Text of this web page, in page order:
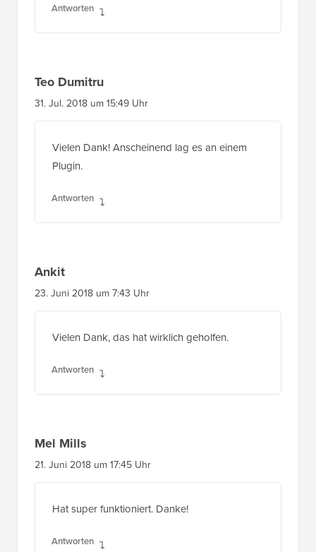
Antworten
Teo Dumitru
31. Jul. 2018 um 15:49 Uhr
Vielen Dank! Anscheinend lag es an einem
Plugin.
Antworten
Ankit
23. Juni 2018 um 7:43 Uhr
Vielen Dank, das hat wirklich geholfen.
Antworten
Mel Mills
21. Juni 2018 um 17:45 Uhr
Hat super funktioniert. Danke!
Antworten